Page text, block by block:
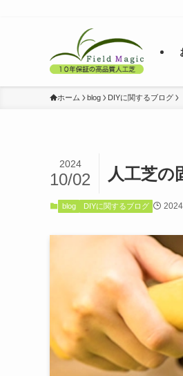
ホーム blog DIYに関するブログ
人工芝の
2024
10/02
blog DIYに関するブログ